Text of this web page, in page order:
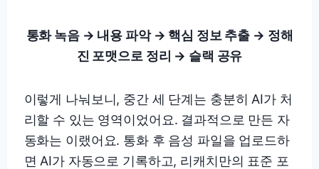
통화 녹음 → 내용 파악 → 핵심 정보 추출 → 정해
진 포맷으로 정리 → 슬랙 공유
이렇게 나눠보니, 중간 세 단계는 충분히 AI가 처
리할 수 있는 영역이었어요. 결과적으로 만든 자
동화는 이랬어요. 통화 후 음성 파일을 업로드하
면 AI가 자동으로 기록하고, 리캐치만의 표준 포